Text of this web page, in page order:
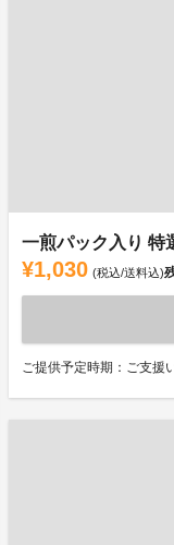
一煎パック入り 特
¥1,030 (税込/送料込)
ご提供予定時期：ご支援